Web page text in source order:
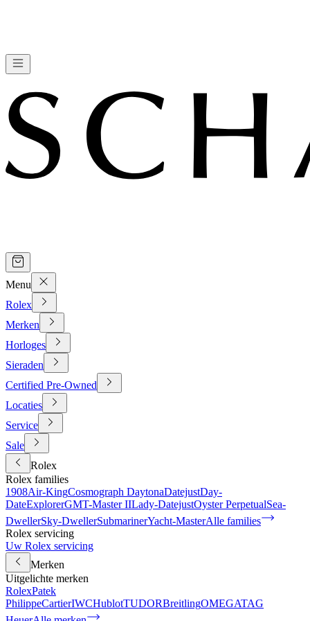
Menu
Rolex
Merken
Horloges
Sieraden
Certified Pre-Owned
Locaties
Service
Sale
Rolex
Rolex families
1908Air-KingCosmograph DaytonaDatejustDay-
DateExplorerGMT-Master IILady-DatejustOyster PerpetualSea-
DwellerSky-DwellerSubmarinerYacht-MasterAlle families
Rolex servicing
Uw Rolex servicing
Merken
Uitgelichte merken
RolexPatek
PhilippeCartierIWCHublotTUDORBreitlingOMEGATAG